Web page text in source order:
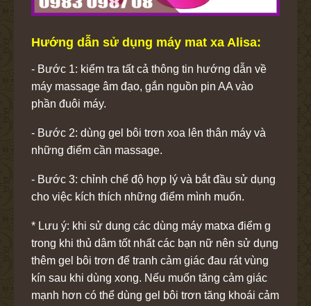
Hướng dẫn sử dụng máy mat xa Alisa:
- Bước 1: kiểm tra tất cả thông tin hướng dẫn về
máy massage âm đạo, gắn nguồn pin AA vào
phần đuôi máy.
- Bước 2: dùng gel bôi trơn xoa lên thân máy và
những điểm cần massage.
- Bước 3: chỉnh chế độ hợp lý và bắt đầu sử dụng
cho việc kích thích những điểm mình muốn.
* Lưu ý: khi sử dung các dùng máy matxa điểm g
trong khi thủ dâm tốt nhất các bạn nữ nên sử dụng
thêm gel bôi trơn để tranh cảm giác đau rát vùng
kín sau khi dùng xong. Nếu muốn tăng cảm giác
mạnh hơn có thể dùng gel bôi trơn tăng khoái cảm